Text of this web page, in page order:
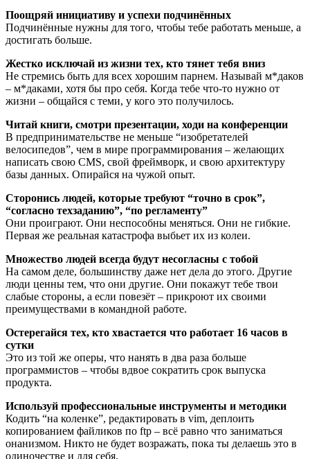
Поощряй инициативу и успехи подчинённых
Подчинённые нужны для того, чтобы тебе работать меньше, а
достигать больше.
Жестко исключай из жизни тех, кто тянет тебя вниз
Не стремись быть для всех хорошим парнем. Называй м*даков
– м*даками, хотя бы про себя. Когда тебе что-то нужно от
жизни – общайся с теми, у кого это получилось.
Читай книги, смотри презентации, ходи на конференции
В предпринимательстве не меньше “изобретателей
велосипедов”, чем в мире программирования – желающих
написать свою CMS, свой фреймворк, и свою архитектуру
базы данных. Опирайся на чужой опыт.
Сторонись людей, которые требуют “точно в срок”,
“согласно техзаданию”, “по регламенту”
Они проиграют. Они неспособны меняться. Они не гибкие.
Первая же реальная катастрофа выбьет их из колеи.
Множество людей всегда будут несогласны с тобой
На самом деле, большинству даже нет дела до этого. Другие
люди ценны тем, что они другие. Они покажут тебе твои
слабые стороны, а если повезёт – прикроют их своими
преимуществами в командной работе.
Остерегайся тех, кто хвастается что работает 16 часов в
сутки
Это из той же оперы, что нанять в два раза больше
программистов – чтобы вдвое сократить срок выпуска
продукта.
Используй профессиональные инструменты и методики
Кодить “на коленке”, редактировать в vim, деплоить
копированием файликов по ftp – всё равно что заниматься
онанизмом. Никто не будет возражать, пока ты делаешь это в
одиночестве и для себя.